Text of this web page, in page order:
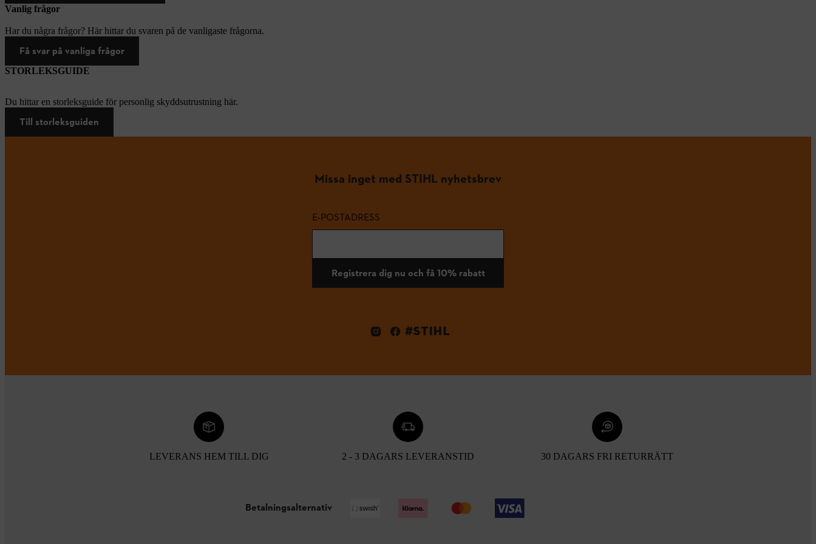
Vanlig frågor
Har du några frågor? Här hittar du svaren på de vanligaste frågorna.
Få svar på vanliga frågor
STORLEKSGUIDE
Du hittar en storleksguide för personlig skyddsutrustning här.
Till storleksguiden
Missa inget med STIHL nyhetsbrev
E-POSTADRESS
Registrera dig nu och få 10% rabatt
#STIHL
LEVERANS HEM TILL DIG 2 - 3 DAGARS LEVERANSTID 30 DAGARS FRI RETURRÄTT
Betalningsalternativ